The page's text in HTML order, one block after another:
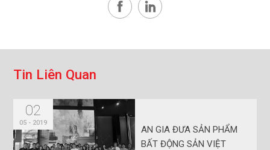
Tin Liên Quan
02
05 - 2019
AN GIA ĐƯA SẢN PHẨM
BẤT ĐỘNG SẢN VIỆT